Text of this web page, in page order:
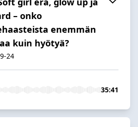
– onko
enemmän
kuin hyötyä?
24
35:41